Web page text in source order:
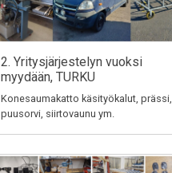
2. Yritysjärjestelyn vuoksi
myydään, TURKU
Konesaumakatto käsityökalut, prässi,
puusorvi, siirtovaunu ym.